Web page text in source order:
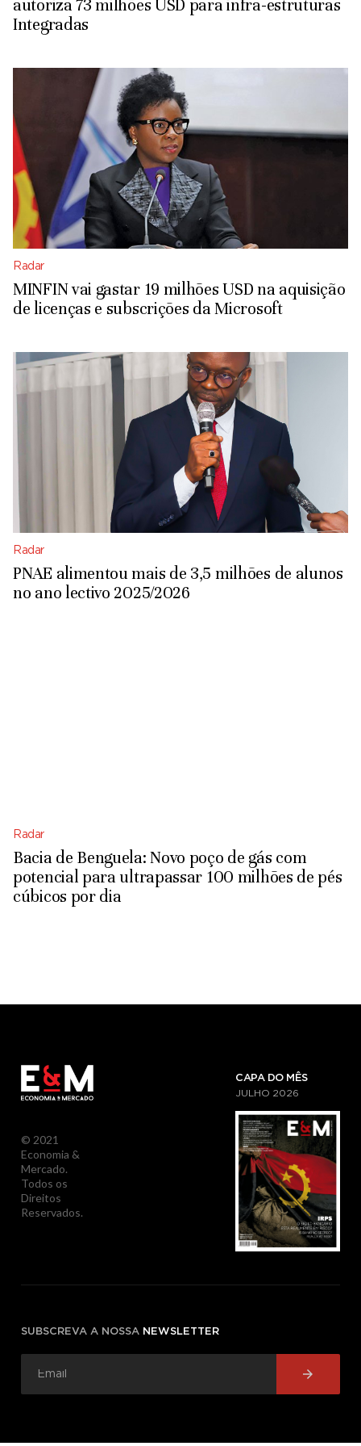
autoriza 73 milhões USD para infra-estruturas
Integradas
Radar
MINFIN vai gastar 19 milhões USD na aquisição
de licenças e subscrições da Microsoft
Radar
PNAE alimentou mais de 3,5 milhões de alunos
no ano lectivo 2025/2026
Radar
Bacia de Benguela: Novo poço de gás com
potencial para ultrapassar 100 milhões de pés
cúbicos por dia
© 2021
Economia &
Mercado.
Todos os
Direitos
Reservados.
CAPA DO MÊS
JULHO 2026
SUBSCREVA A NOSSA NEWSLETTER